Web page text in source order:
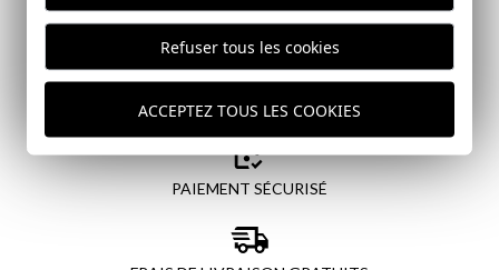
ENVOYER
PAIEMENT SÉCURISÉ
Refuser tous les cookies
ACCEPTEZ TOUS LES COOKIES